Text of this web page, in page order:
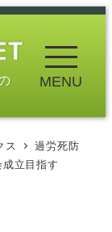
MENU
ス
過労死防
立目指す